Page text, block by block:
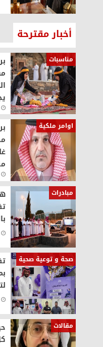
أخبار مقترحة
مناسبات
اوامر ملكية
مبادرات
صحة و توعية صحية
مقالات